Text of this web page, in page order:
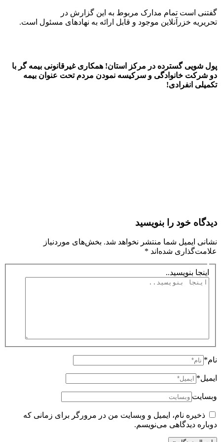
گفتنی است تمام مدارک مربوط به این گزارش در
تحریریه خزرآنلاین موجود و قابل ارائه به نهادهای مسئول است.
پول شویی گسترده در مرکز استان! همکاری غیرقانونی بیمه گر با
دو شرکت خانوادگی و سرکیسه نمودن مردم تحت عنوان بیمه
تکمیلی انفرادی!
دیدگاه‌ خود را بنویسید
نشانی ایمیل شما منتشر نخواهد شد. بخش‌های موردنیاز
علامت‌گذاری شده‌اند *
اینجا بنویسید..
نام*
ایمیل*
وبسایت
ذخیره نام، ایمیل و وبسایت من در مرورگر برای زمانی که
دوباره دیدگاهی می‌نویسم.